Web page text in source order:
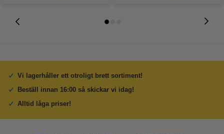
Vi lagerhåller ett otroligt brett sortiment!
Beställ innan 16:00 så skickar vi idag!
Alltid låga priser!